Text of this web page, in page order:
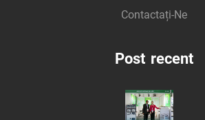
Contactați-Ne
Post recent